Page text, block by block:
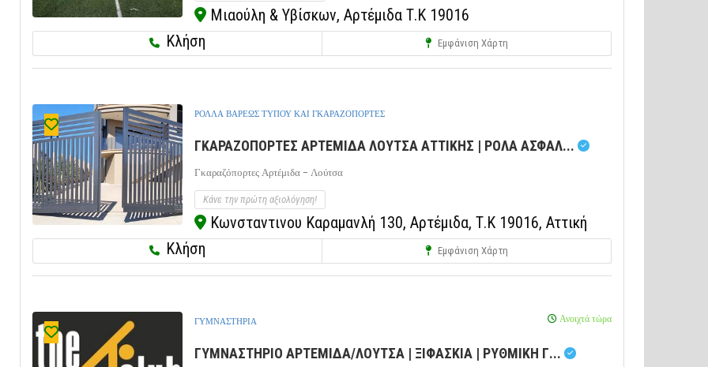
Μιαούλη & Υβίσκων, Αρτέμιδα Τ.Κ 19016
Κλήση
Εμφάνιση Χάρτη
ΡΟΛΛΑ ΒΑΡΕΩΣ ΤΥΠΟΥ ΚΑΙ ΓΚΑΡΑΖΟΠΟΡΤΕΣ
ΓΚΑΡΑΖΟΠΟΡΤΕΣ ΑΡΤΕΜΙΔΑ ΛΟΥΤΣΑ ΑΤΤΙΚΗΣ | ΡΟΛΑ ΑΣΦΑΛ...
Γκαραζόπορτες Αρτέμιδα - Λούτσα
Κάνε την πρώτη αξιολόγηση!
Κωνσταντινου Καραμανλή 130, Αρτέμιδα, Τ.Κ 19016, Αττική
Κλήση
Εμφάνιση Χάρτη
ΓΥΜΝΑΣΤΗΡΙΑ Ανοιχτά τώρα
ΓΥΜΝΑΣΤΗΡΙΟ ΑΡΤΕΜΙΔΑ/ΛΟΥΤΣΑ | ΞΙΦΑΣΚΙΑ | ΡΥΘΜΙΚΗ Γ...